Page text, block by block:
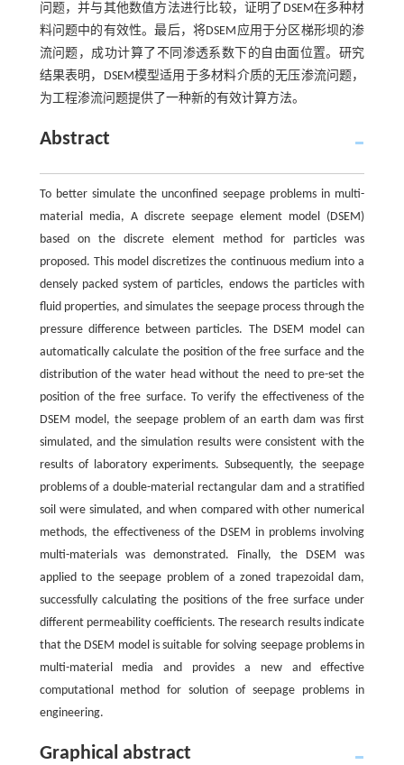
问题，并与其他数值方法进行比较，证明了DSEM在多种材
料问题中的有效性。最后，将DSEM应用于分区梯形坝的渗
流问题，成功计算了不同渗透系数下的自由面位置。研究
结果表明，DSEM模型适用于多材料介质的无压渗流问题，
为工程渗流问题提供了一种新的有效计算方法。
Abstract
To better simulate the unconfined seepage problems in multi-
material media, A discrete seepage element model (DSEM)
based on the discrete element method for particles was
proposed. This model discretizes the continuous medium into a
densely packed system of particles, endows the particles with
fluid properties, and simulates the seepage process through the
pressure difference between particles. The DSEM model can
automatically calculate the position of the free surface and the
distribution of the water head without the need to pre-set the
position of the free surface. To verify the effectiveness of the
DSEM model, the seepage problem of an earth dam was first
simulated, and the simulation results were consistent with the
results of laboratory experiments. Subsequently, the seepage
problems of a double-material rectangular dam and a stratified
soil were simulated, and when compared with other numerical
methods, the effectiveness of the DSEM in problems involving
multi-materials was demonstrated. Finally, the DSEM was
applied to the seepage problem of a zoned trapezoidal dam,
successfully calculating the positions of the free surface under
different permeability coefficients. The research results indicate
that the DSEM model is suitable for solving seepage problems in
multi-material media and provides a new and effective
computational method for solution of seepage problems in
engineering.
Graphical abstract